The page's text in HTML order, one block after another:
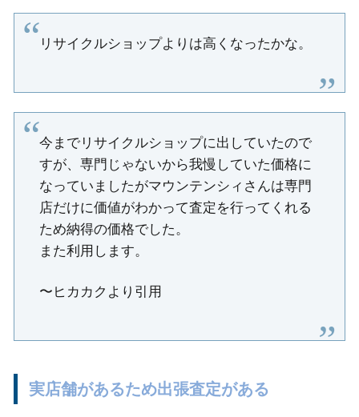
リサイクルショップよりは高くなったかな。
今までリサイクルショップに出していたので
すが、専門じゃないから我慢していた価格に
なっていましたがマウンテンシィさんは専門
店だけに価値がわかって査定を行ってくれる
ため納得の価格でした。
また利用します。
〜ヒカカクより引用
実店舗があるため出張査定がある